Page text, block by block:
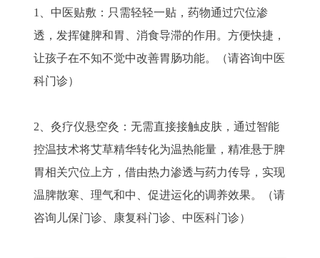
1、 中医贴敷： 只需轻轻一贴，药物通过穴位渗
透，发挥健脾和胃、消食导滞的作用。方便快捷，
让孩子在不知不觉中改善胃肠功能。（请咨询中医
科门诊）
2、灸疗仪悬空灸：无需直接接触皮肤，通过智能
控温技术将艾草精华转化为温热能量，精准悬于脾
胃相关穴位上方，借由热力渗透与药力传导，实现
温脾散寒、理气和中、促进运化的调养效果。（请
咨询儿保门诊、康复科门诊、中医科门诊）